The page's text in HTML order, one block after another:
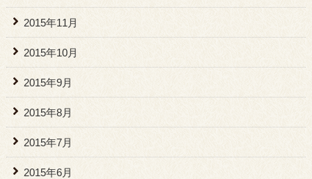
2015年11月
2015年10月
2015年9月
2015年8月
2015年7月
2015年6月